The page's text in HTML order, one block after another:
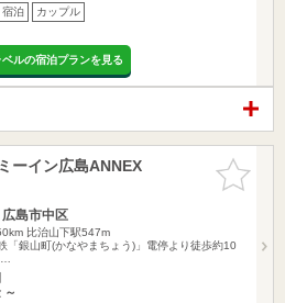
宿泊 カップル
ルの宿泊プランを見る
お気に入
りに追加
ーイン広島ANNEX
広島市中区
比治山下駅547m
「銀山町(かなやまちょう)」電停より徒歩約10
～